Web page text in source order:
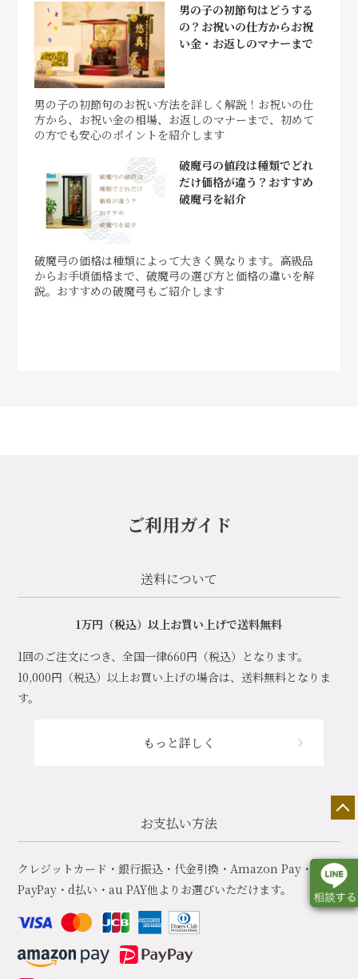
男の子の初節句はどうする
の？お祝いの仕方からお祝
い金・お返しのマナーまで
男の子の初節句のお祝い方法を詳しく解説！お祝いの仕
方から、お祝い金の相場、お返しのマナーまで、初めて
の方でも安心のポイントを紹介します
破魔弓の値段は種類でどれ
だけ価格が違う？おすすめ
破魔弓を紹介
破魔弓の価格は種類によって大きく異なります。高級品
からお手頃価格まで、破魔弓の選び方と価格の違いを解
説。おすすめの破魔弓もご紹介します
ご利用ガイド
送料について
1万円（税込）以上お買い上げで送料無料
1回のご注文につき、全国一律660円（税込）となります。
10,000円（税込）以上お買い上げの場合は、送料無料となりま
す。
もっと詳しく
お支払い方法
クレジットカード・銀行振込・代金引換・Amazon Pay・
PayPay・d払い・au PAY他よりお選びいただけます。
店舗一覧 展示会情報